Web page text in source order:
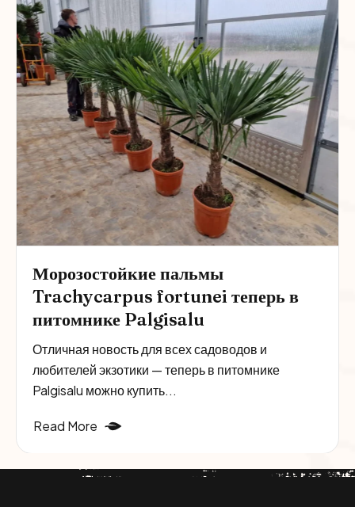
Морозостойкие пальмы
Trachycarpus fortunei теперь в
питомнике Palgisalu
Отличная новость для всех садоводов и
любителей экзотики — теперь в питомнике
Palgisalu можно купить...
Read More